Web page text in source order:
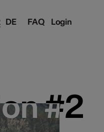
FAQ Login
DE
#2
#2